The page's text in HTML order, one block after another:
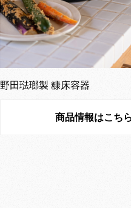
野田琺瑯製 糠床容器
商品情報はこちら